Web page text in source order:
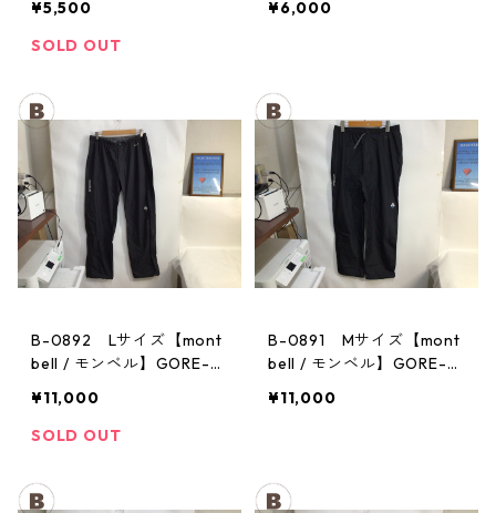
チ レディース GM
¥5,500
SOLD OUT
メンズ
¥6,000
B-0892 Lサイズ【mont
bell / モンベル】GORE-T
パンツ：メンズBK
¥11,000
SOLD OUT
B-0891 Mサイズ【mont
bell / モンベル】GORE-T
パンツ：メンズBK
¥11,000